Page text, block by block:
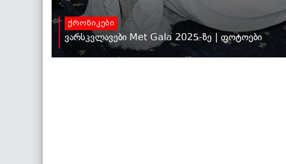
ქრონიკები
ვარსკვლავები Met Gala 2025-ზე | ფოტოები